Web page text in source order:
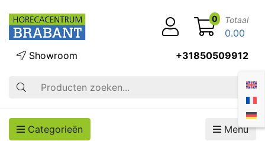
Zoek op
Showroom +31850509912
0 Totaal
0.00
Categorieën Menu